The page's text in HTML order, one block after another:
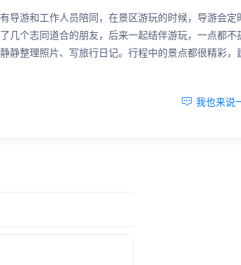
导游和工作人员陪同，在景区游玩的时候，导游会定
几个志同道合的朋友，后来一起结伴游玩，一点都不
静整理照片、写旅行日记。行程中的景点都很精彩，
 我也来说